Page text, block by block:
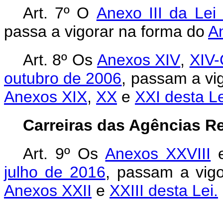
Art. 7º O Anexo III da Lei
passa a vigorar na forma do
Art. 8º Os Anexos XIV,
outubro de 2006, passam a
Anexos XIX, XX e XXI desta
Carreiras das Agências
Art. 9º OsAnexos XXVIII
julho de 2016, passam a
Anexos XXII e XXIII desta Lei.